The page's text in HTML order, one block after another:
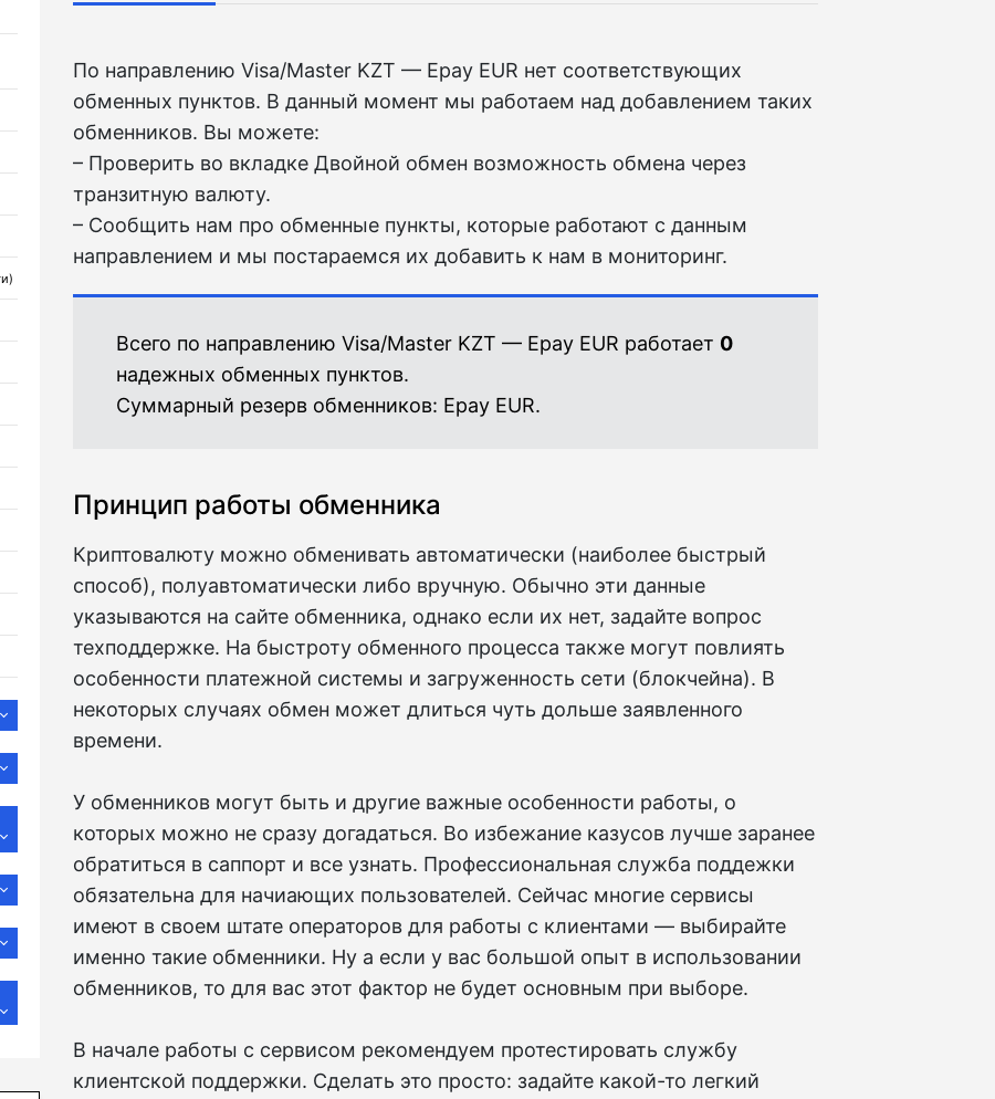
По направлению Visa/Master KZT — Epay EUR нет соответствующих
обменных пунктов. В данный момент мы работаем над добавлением таких
обменников. Вы можете:
– Проверить во вкладкe Двойной обмен возможность обмена через
транзитную валюту.
– Сообщить нам про обменные пункты, которые работают с данным
направлением и мы постараемся их добавить к нам в мониторинг.
Всего по направлению Visa/Master KZT — Epay EUR работает 0
надежных обменных пунктов.
Суммарный резерв обменников: Epay EUR.
Принцип работы обменника
Криптовалюту можно обменивать автоматически (наиболее быстрый
способ), полуавтоматически либо вручную. Обычно эти данные
указываются на сайте обменника, однако если их нет, задайте вопрос
техподдержке. На быстроту обменного процесса также могут повлиять
особенности платежной системы и загруженность сети (блокчейна). В
некоторых случаях обмен может длиться чуть дольше заявленного
времени.
У обменников могут быть и другие важные особенности работы, о
которых можно не сразу догадаться. Во избежание казусов лучше заранее
обратиться в саппорт и все узнать. Профессиональная служба поддежки
обязательна для начиающих пользователей. Сейчас многие сервисы
имеют в своем штате операторов для работы с клиентами — выбирайте
именно такие обменники. Ну а если у вас большой опыт в использовании
обменников, то для вас этот фактор не будет основным при выборе.
В начале работы с сервисом рекомендуем протестировать службу
клиентской поддержки. Сделать это просто: задайте какой-то легкий